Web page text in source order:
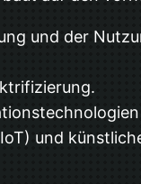
und der
und